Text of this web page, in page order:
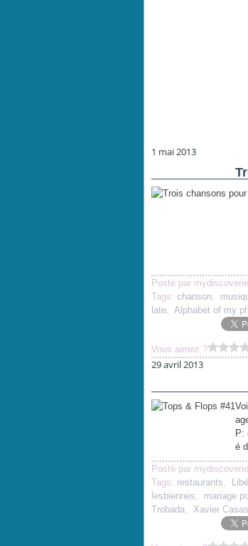
1 mai 2013
Posté par
Tags: chanson,
late, Alphabet of my
Vous aimez ?
29 avril 2013
P:
é
Posté par
Tags: restaurants,
lesbiennes, mariage
Trobada, Xavier Casas